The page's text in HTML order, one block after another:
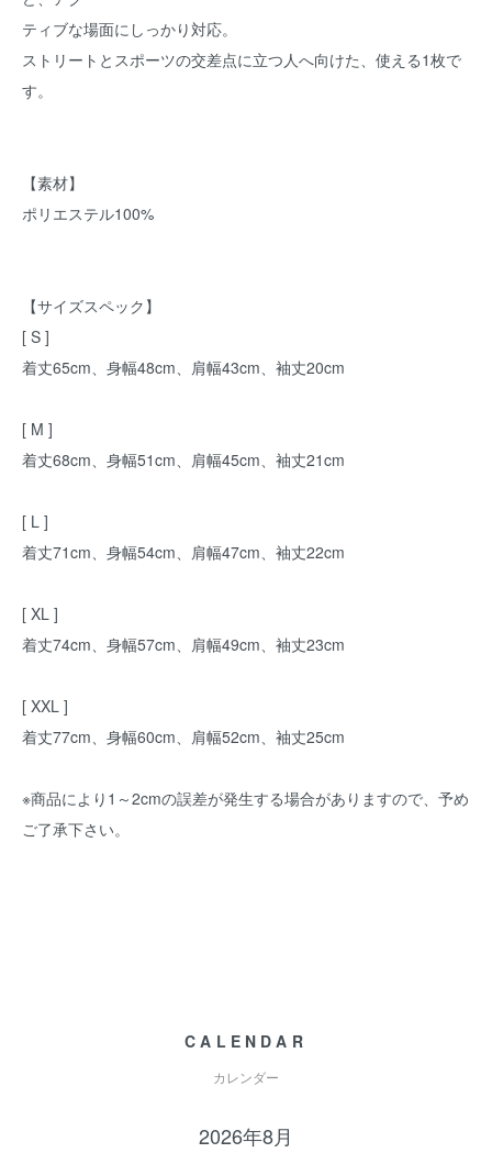
ティブな場面にしっかり対応。
ストリートとスポーツの交差点に立つ人へ向けた、使える1枚で
す。
【素材】
ポリエステル100%
【サイズスペック】
[ S ]
着丈65cm、身幅48cm、肩幅43cm、袖丈20cm
[ M ]
着丈68cm、身幅51cm、肩幅45cm、袖丈21cm
[ L ]
着丈71cm、身幅54cm、肩幅47cm、袖丈22cm
[ XL ]
着丈74cm、身幅57cm、肩幅49cm、袖丈23cm
[ XXL ]
着丈77cm、身幅60cm、肩幅52cm、袖丈25cm
※商品により1～2cmの誤差が発生する場合がありますので、予め
ご了承下さい。
CALENDAR
カレンダー
2026年8月